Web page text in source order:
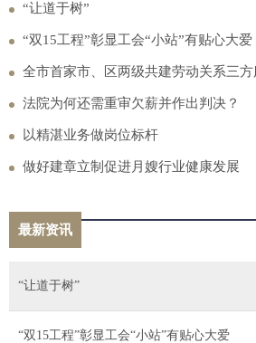
“让道于树”
“双15工程”彰显工会“小站”有贴心大爱
全市首家市、区两级共建劳动关系三
法院为何还需重审欠薪并作出判决？
以精湛业务做岗位标杆
做好建章立制促进月嫂行业健康发展
最新资讯
“让道于树”
“双15工程”彰显工会“小站”有贴心大爱